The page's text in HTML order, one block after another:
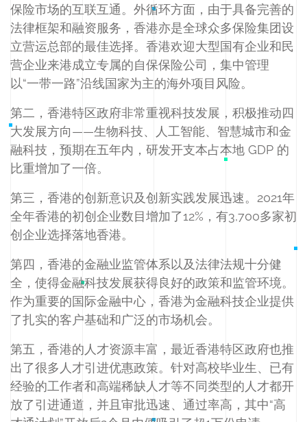
保险市场的互联互通。外循环方面，由于具备完善的
法律框架和融资服务，香港亦是全球众多保险集团设
立营运总部的最佳选择。香港欢迎大型国有企业和民
营企业来港成立专属的自保保险公司，集中管理
以“一带一路”沿线国家为主的海外项目风险。
第二，香港特区政府非常重视科技发展，积极推动四
大发展方向——生物科技、人工智能、智慧城市和金
融科技，预期在五年内，研发开支本占本地 GDP 的
比重增加了一倍。
第三，香港的创新意识及创新实践发展迅速。2021年
全年香港的初创企业数目增加了12%，有3,700多家初
创企业选择落地香港。
第四，香港的金融业监管体系以及法律法规十分健
全，使得金融科技发展获得良好的政策和监管环境。
作为重要的国际金融中心，香港为金融科技企业提供
了扎实的客户基础和广泛的市场机会。
第五，香港的人才资源丰富，最近香港特区政府也推
出了很多人才引进优惠政策。针对高校毕业生、已有
经验的工作者和高端稀缺人才等不同类型的人才都开
放了引进通道，并且审批迅速、通过率高，其中“高